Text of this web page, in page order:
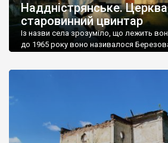
Наддністрянське.
старовинний цвинтар
Із назви села зрозуміло, що лежить
до 1965 року воно називалося
Наддністрянське відрізняється від
сіл. У селі є мурована Михайлівська